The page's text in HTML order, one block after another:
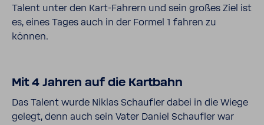
Talent unter den Kart-​Fahrern und sein großes Ziel ist
es, eines Tages auch in der Formel 1 fahren zu
können.
Mit 4 Jahren auf die Kart­bahn
Das Talent wurde Niklas Schaufler dabei in die Wiege
gelegt, denn auch sein Vater Daniel Schaufler war